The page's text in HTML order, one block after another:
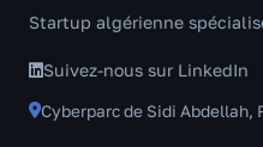
Startup algérienne
Suivez-nous sur LinkedIn
Cyberparc de Sidi Abdellah,